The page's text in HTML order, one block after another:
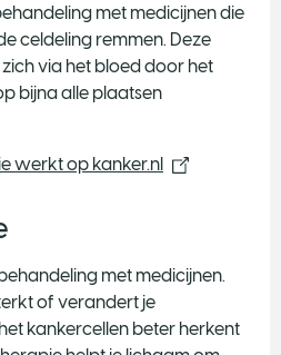
met medicijnen die
celdeling remmen. Deze
via het bloed door het
bijna alle plaatsen
werkt op kanker.nl
met medicijnen.
of verandert je
kankercellen beter herkent